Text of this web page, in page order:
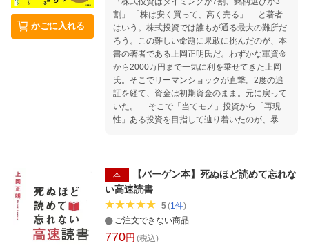
いる ・幸せのセンターピンが、「1分の質」を
何倍にも高める …など
速読とは目指すゴールが異なります。 速読
→ ひたすら速くたくさん読むことが目的 高
速読書 → たくさん読んで記憶に定着させる
のが目的 たくさんの本から得た情報はその後の
仕事や生活で 活かしていくことができます。
つまり、高速読書で得られるのは情報の量と質
だけではなく、 時間と成果でもあるのです。
【効果を実感した人多数！】 「年収500万円だ
ったのが、高速読書を始めて部長に昇進! 年収7
歳・女性) 「資格試験の勉強に高速読書を活
用。読んだら忘れないから、 スキマ時間だけの
勉強で合格できた」(38歳・会社員) 「テレビを
見るだけの生活がつらくなり、高速読書を始め
たら、 世界が広がり、趣味の友だちができまし
た」(70歳・年金生活者) 本は、あなたのパート
かごに入れる
割」 「株は安く買って、高く売る」 と著者
はいう。株式投資では誰もが通る最大の難所だ
ろう。この難しい命題に果敢に挑んだのが、本
書の著者である上岡正明氏だ。わずかな軍資金
から2000万円まで一気に利を乗せてきた上岡
氏。そこでリーマンショックが直撃。2度の追
証を経て、資金は初期資金のまま。元に戻って
いた。 そこで「当てモノ」投資から「再現
性」ある投資を目指して辿り着いたのが、暴落
それはなぜか。投資家なら誰しも常にポジショ
ンを持って利益を狙いたいもの。ところが、
「平時」における利益は微々たるもの。「戦
時」における利益は「平時」の10倍にも及ぶと
いうのだ。 ならば、初心者ならずとも「暴落
を起点に売買をしたらどうか」と著者は提案す
本
【バーゲン本】死ぬほど読めて忘れな
い高速読書
5(1 件)
ご注文できない商品
770円 (税込)